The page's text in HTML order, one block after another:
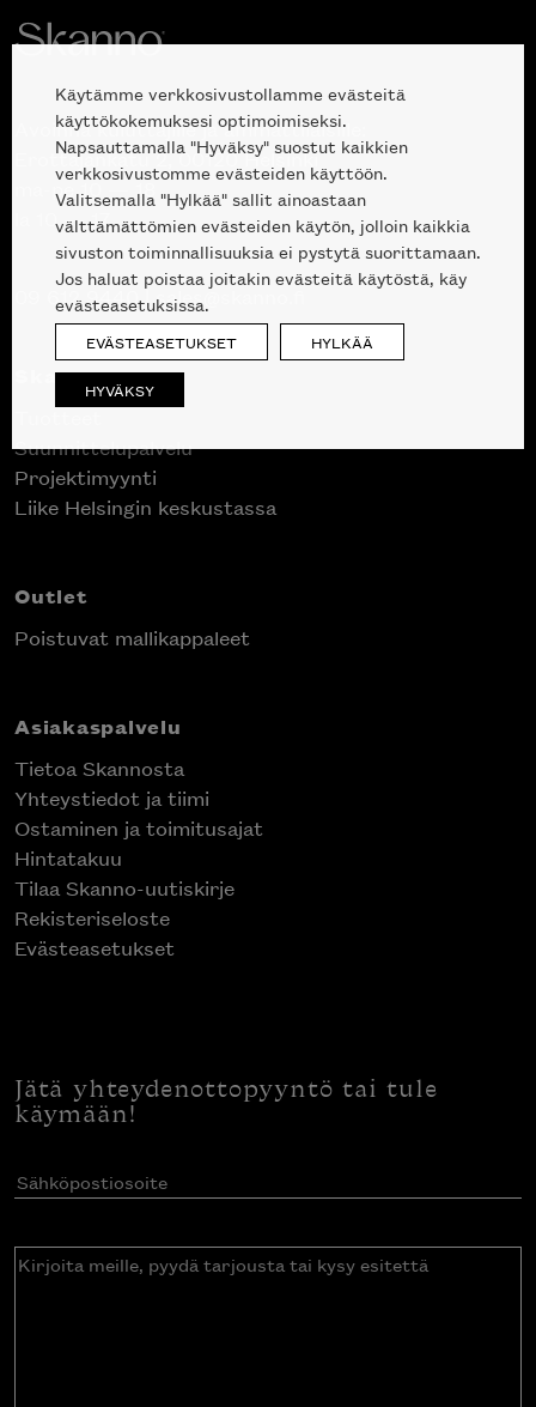
Avoinna kuluttajille ja ammattilaisille:
Erottajankatu 2, 00120 Helsinki
ma-pe 10 — 18
la 10 — 17
09 612 9440|sales@skanno.fi
Skanno
Suunnittelupalvelu
Projektimyynti
Liike Helsingin keskustassa
Outlet
Poistuvat mallikappaleet
Asiakaspalvelu
Tietoa Skannosta
Yhteystiedot ja tiimi
Ostaminen ja toimitusajat
Hintatakuu
Tilaa Skanno-uutiskirje
Rekisteriseloste
Evästeasetukset
Jätä yhteydenottopyyntö tai tule
käymään!
Sähköpostiosoite(Pakollinen)
Kirjoita
Käytämme verkkosivustollamme evästeitä
käyttökokemuksesi optimoimiseksi.
Napsauttamalla "Hyväksy" suostut kaikkien
verkkosivustomme evästeiden käyttöön.
Valitsemalla "Hylkää" sallit ainoastaan
välttämättömien evästeiden käytön, jolloin kaikkia
sivuston toiminnallisuuksia ei pystytä suorittamaan.
Jos haluat poistaa joitakin evästeitä käytöstä, käy
evästeasetuksissa.
EVÄSTEASETUKSET HYLKÄÄ
HYVÄKSY